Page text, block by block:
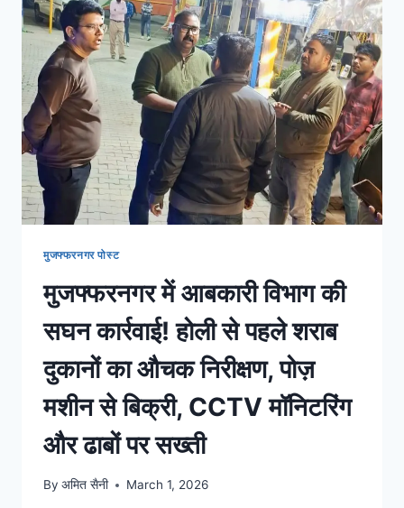
मुजफ्फरनगर पोस्ट
मुजफ्फरनगर में आबकारी विभाग की
सघन कार्रवाई! होली से पहले शराब
दुकानों का औचक निरीक्षण, पोज़
मशीन से बिक्री, CCTV मॉनिटरिंग
और ढाबों पर सख्ती
By अमित सैनी March 1, 2026